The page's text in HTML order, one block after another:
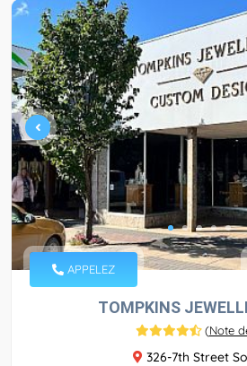
APPELEZ
TOMPKINS
(Note
326-7th Street